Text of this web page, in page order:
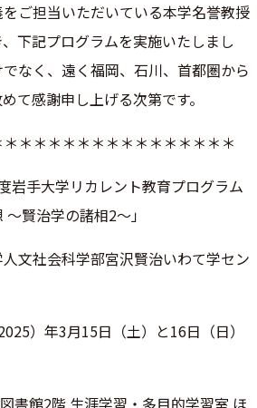
ご担当いただいている本学名誉教授
下記プログラムを実施いたしまし
なく、遠く福岡、石川、首都圏から
て感謝申し上げる次第です。
＊＊＊＊＊＊＊＊＊＊＊＊＊＊＊
手大学リカレント教育プログラム
～賢治学の諸相2～」
文社会科学部宮沢賢治いわて学セン
）年3月15日（土）と16日（日）
書館2階 生涯学習・多目的学習室 ほ